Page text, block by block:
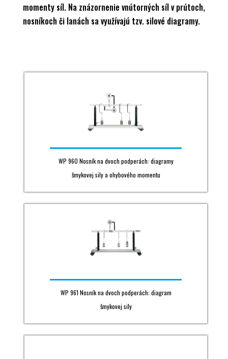
momenty síl. Na znázornenie vnútorných síl v prútoch,
nosníkoch či lanách sa využívajú tzv. silové diagramy.
WP 960 Nosník na dvoch podperách: diagramy
šmykovej sily a ohybového momentu
WP 961 Nosník na dvoch podperách: diagram
šmykovej sily